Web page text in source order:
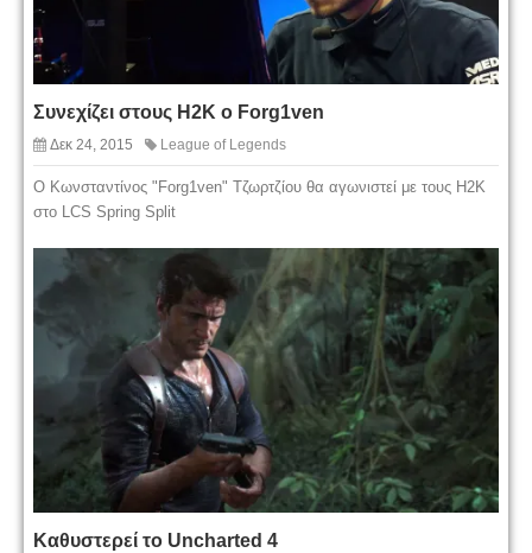
Συνεχίζει στους H2K ο Forg1ven
Δεκ 24, 2015 League of Legends
Ο Κωνσταντίνος "Forg1ven" Τζωρτζίου θα αγωνιστεί με τους H2K
στο LCS Spring Split
Καθυστερεί το Uncharted 4